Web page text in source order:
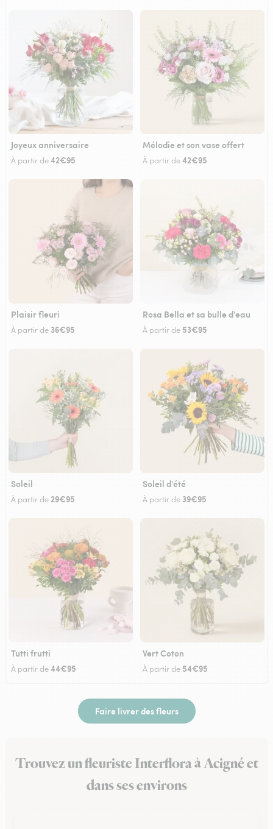
Joyeux anniversaire
À partir de42€95
Mélodie et son vase offert
À partir de42€95
Plaisir fleuri
À partir de 36€95
Rosa Bella et sa bulle d'eau
À partir de 53€95
Soleil
À partir de29€95
Soleil d'été
À partir de 39€95
Tutti frutti
À partir de44€95
Vert Coton
À partir de 54€95
Faire livrer des fleurs
Trouvez un fleuriste Interflora à Acigné et
dans ses environs